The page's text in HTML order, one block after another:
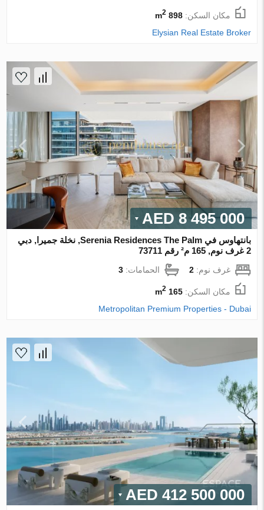
مكان السكن:898 m
2
Elysian Real Estate Broker
8 495 000 AED
بانتهاوس في Serenia Residences The Palm, نخلة جميرا, دبي
2 غرف نوم, 165 م² رقم 73711
غرف نوم:2 الحمامات:3
مكان السكن:165 m
2
Metropolitan Premium Properties - Dubai
412 500 000 AED